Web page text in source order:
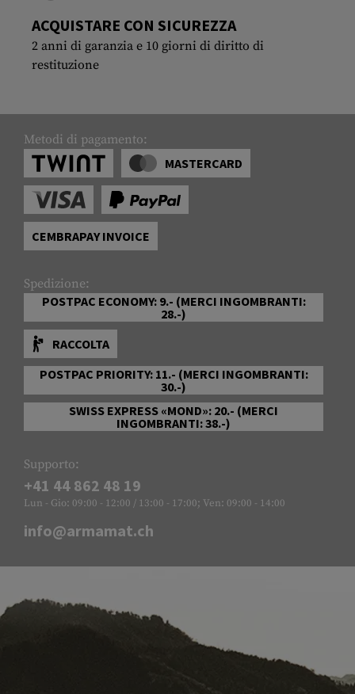
ACQUISTARE CON SICUREZZA
2 anni di garanzia e 10 giorni di diritto di
restituzione
Metodi di pagamento:
MASTERCARD
CEMBRAPAY INVOICE
Spedizione:
POSTPAC ECONOMY: 9.- (MERCI INGOMBRANTI:
28.-)
RACCOLTA
POSTPAC PRIORITY: 11.- (MERCI INGOMBRANTI:
30.-)
SWISS EXPRESS «MOND»: 20.- (MERCI
INGOMBRANTI: 38.-)
Supporto:
+41 44 862 48 19
Lun - Gio: 09:00 - 12:00 / 13:00 - 17:00; Ven: 09:00 - 14:00
info@armamat.ch